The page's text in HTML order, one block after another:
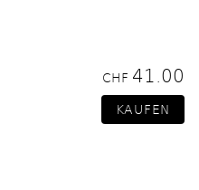
CHF 41.00